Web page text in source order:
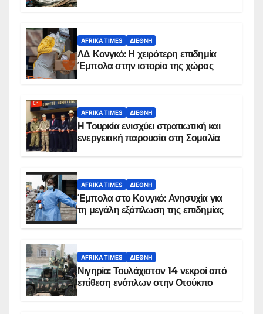
AFRIKA TIMES ΔΙΕΘΝΉ
ΛΔ Κονγκό: Η χειρότερη επιδημία
Έμπολα στην ιστορία της χώρας
AFRIKA TIMES ΔΙΕΘΝΉ
Η Τουρκία ενισχύει στρατιωτική και
ενεργειακή παρουσία στη Σομαλία
AFRIKA TIMES ΔΙΕΘΝΉ
Έμπολα στο Κονγκό: Ανησυχία για
τη μεγάλη εξάπλωση της επιδημίας
AFRIKA TIMES ΔΙΕΘΝΉ
Νιγηρία: Τουλάχιστον 14 νεκροί από
επίθεση ενόπλων στην Οτούκπο